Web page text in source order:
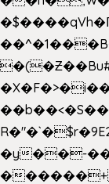
�y��-
�